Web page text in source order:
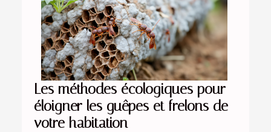
Les méthodes écologiques pour
éloigner les guêpes et frelons de
votre habitation